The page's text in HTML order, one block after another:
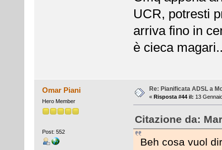
UCR, potresti
arriva fino in
è cieca
Omar Piani
Hero Member
Post: 552
Re: Pianificata ADSL a
« Risposta #44 il: 13
Citazione da:
Beh cosa vuol